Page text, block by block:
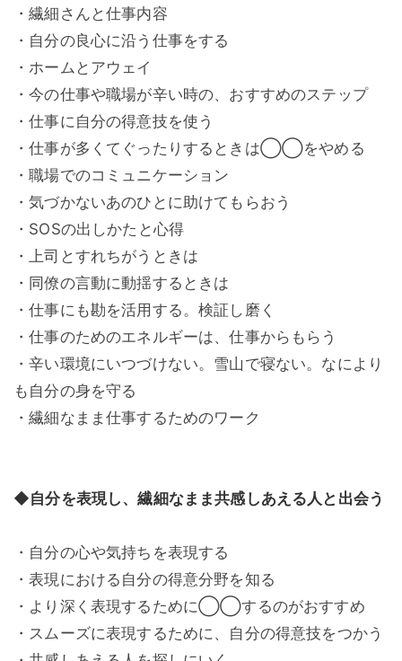
・繊細さんと仕事内容
・自分の良心に沿う仕事をする
・ホームとアウェイ
・今の仕事や職場が辛い時の、おすすめのステップ
・仕事に自分の得意技を使う
・仕事が多くてぐったりするときは◯◯をやめる
・職場でのコミュニケーション
・気づかないあのひとに助けてもらおう
・SOSの出しかたと心得
・上司とすれちがうときは
・同僚の言動に動揺するときは
・仕事にも勘を活用する。検証し磨く
・仕事のためのエネルギーは、仕事からもらう
・辛い環境にいつづけない。雪山で寝ない。なにより
も自分の身を守る
・繊細なまま仕事するためのワーク
◆自分を表現し、繊細なまま共感しあえる人と出会う
・自分の心や気持ちを表現する
・表現における自分の得意分野を知る
・より深く表現するために◯◯するのがおすすめ
・スムーズに表現するために、自分の得意技をつかう